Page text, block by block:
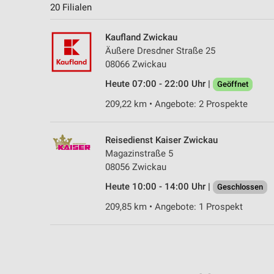
20 Filialen
Kaufland Zwickau
Äußere Dresdner Straße 25
08066 Zwickau
Heute 07:00 - 22:00 Uhr |
Geöffnet
209,22 km • Angebote: 2 Prospekte
Reisedienst Kaiser Zwickau
Magazinstraße 5
08056 Zwickau
Heute 10:00 - 14:00 Uhr |
Geschlossen
209,85 km • Angebote: 1 Prospekt